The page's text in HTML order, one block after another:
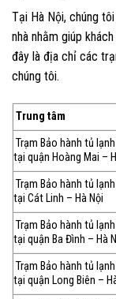
Tại Hà Nội, chúng
nhà nhằm giúp
đây là địa chỉ các
chúng tôi.
Trung tâm
Trạm Bảo hành tủ
tại quận Hoàng Mai –
Trạm Bảo hành tủ
tại Cát Linh – Hà Nội
Trạm Bảo hành tủ
tại quận Ba Đình – Hà
Trạm Bảo hành tủ
tại quận Long Biên –